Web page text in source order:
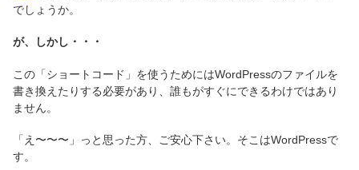
でしょうか。
が、しかし・・・
この「ショートコード」を使うためにはWordPressのファイルを
書き換えたりする必要があり、誰もがすぐにできるわけではあり
ません。
「え〜〜〜」っと思った方、ご安心下さい。そこはWordPressで
す。